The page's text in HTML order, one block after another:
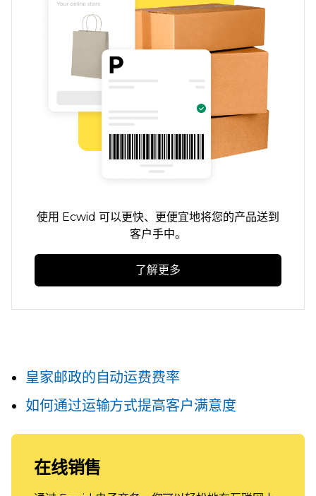
使用 Ecwid 可以更快、更便宜地将您的产品送到
客户手中。
了解更多
皇家邮政的自动运费费率
如何通过运输方式提高客户满意度
在线销售